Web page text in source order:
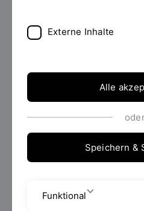
Studierende*r der*
Bitte wählen...
Externe Inhalte
Alle
Speichern &
Funktional